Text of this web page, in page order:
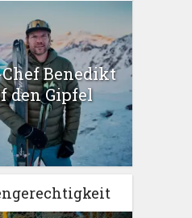
Benedikt
den Gipfel